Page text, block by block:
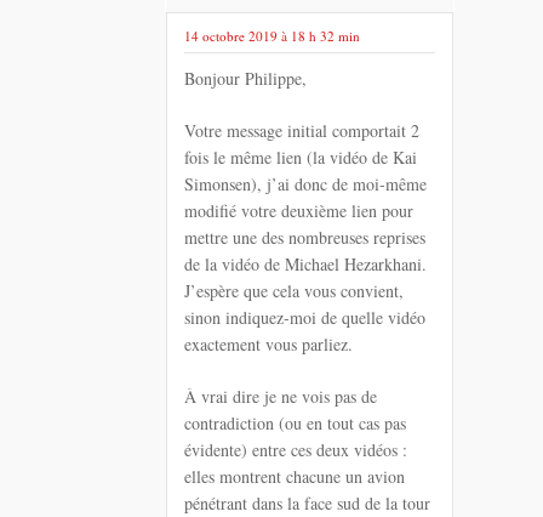
14 octobre 2019 à 18 h 32 min
Bonjour Philippe,
Votre message initial comportait 2
fois le même lien (la vidéo de Kai
Simonsen), j’ai donc de moi-même
modifié votre deuxième lien pour
mettre une des nombreuses reprises
de la vidéo de Michael Hezarkhani.
J’espère que cela vous convient,
sinon indiquez-moi de quelle vidéo
exactement vous parliez.
À vrai dire je ne vois pas de
contradiction (ou en tout cas pas
évidente) entre ces deux vidéos :
elles montrent chacune un avion
pénétrant dans la face sud de la tour